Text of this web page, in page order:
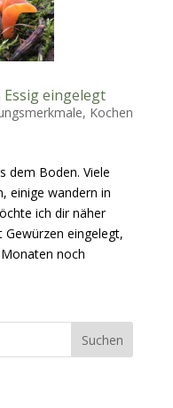
eingelegt
, Kochen
dem Boden. Viele
einige wandern in
ich dir näher
Gewürzen eingelegt,
noch